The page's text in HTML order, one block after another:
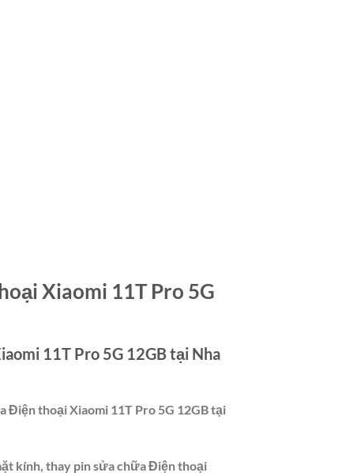
Xiaomi 11T Pro 5G
11T Pro 5G 12GB tại Nha
Điện thoại Xiaomi 11T Pro 5G 12GB tại
kính, thay pin sửa chữa Điện thoại